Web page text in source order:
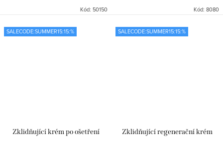
Kód: 50150 Kód: 8080
SALECODE:SUMMER15:15:%
Zklidňující krém po ošetření
SALECODE:SUMMER15:15:%
Zklidňující regenerační krém